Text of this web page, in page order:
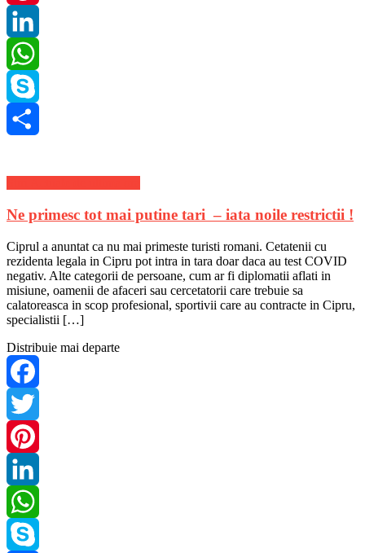
Pinterest
LinkedIn
WhatsApp
Skype
Ne primesc tot mai putine tari – iata noile restrictii !
Ciprul a anuntat ca nu mai primeste turisti romani. Cetatenii cu
rezidenta legala in Cipru pot intra in tara doar daca au test COVID
negativ. Alte categorii de persoane, cum ar fi diplomatii aflati in
misiune, oamenii de afaceri sau cercetatorii care trebuie sa
calatoreasca in scop profesional, sportivii care au contracte in Cipru,
specialistii […]
Distribuie mai departe
Facebook
Twitter
Pinterest
LinkedIn
WhatsApp